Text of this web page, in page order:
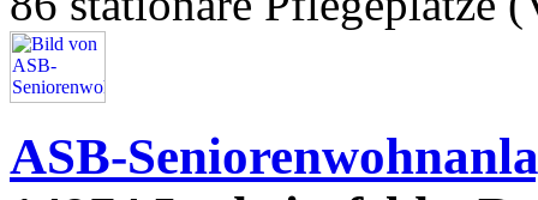
ASB-